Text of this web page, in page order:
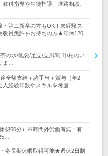
科指導や生徒指導、進路相談、
・第二新卒の方もOK！未経験ス
教員免許をお持ちの方★年休120
の水/池袋/足立/立川/町田/柏のい
ま…
全額支給＋諸手当＋賞与（年2
経験年数やスキルを考慮…
憩60分）※時間外労働有無：有
冬長期休暇取得可能★週休2日制